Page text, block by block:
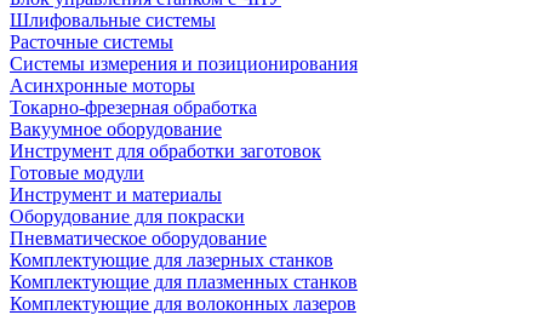
Шлифовальные системы
Расточные системы
Системы измерения и позиционирования
Асинхронные моторы
Токарно-фрезерная обработка
Вакуумное оборудование
Инструмент для обработки заготовок
Готовые модули
Инструмент и материалы
Оборудование для покраски
Пневматическое оборудование
Комплектующие для лазерных станков
Комплектующие для плазменных станков
Комплектующие для волоконных лазеров